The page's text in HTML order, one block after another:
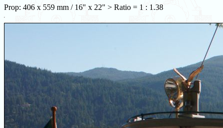
Prop: 406 x 559 mm / 16" x 22" > Ratio = 1 : 1.38